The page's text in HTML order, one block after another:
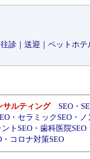
往診｜ 送迎 ｜ ペットホテ
サルティング SEO ・
・ セラミックSEO ・ ノ
トSEO ・ 歯科医院SEO
・ コロナ対策SEO